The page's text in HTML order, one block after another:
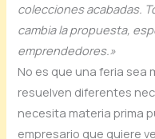
colecciones acabadas.
cambia la propuesta,
emprendedores.»
No es que una feria sea
resuelven diferentes
necesita materia prima
empresario que quiere